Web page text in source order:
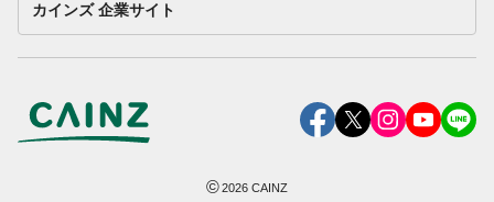
カインズ 企業サイト
©2026 CAINZ